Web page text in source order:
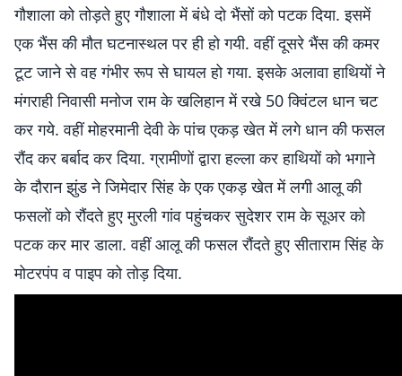
गौशाला को तोड़ते हुए गौशाला में बंधे दो भैंसों को पटक दिया. इसमें
एक भैंस की मौत घटनास्थल पर ही हो गयी. वहीं दूसरे भैंस की कमर
टूट जाने से वह गंभीर रूप से घायल हो गया. इसके अलावा हाथियों ने
मंगराही निवासी मनोज राम के खलिहान में रखे 50 क्विंटल धान चट
कर गये. वहीं मोहरमानी देवी के पांच एकड़ खेत में लगे धान की फसल
रौंद कर बर्बाद कर दिया. ग्रामीणों द्वारा हल्ला कर हाथियों को भगाने
के दौरान झुंड ने जिमेदार सिंह के एक एकड़ खेत में लगी आलू की
फसलों को रौंदते हुए मुरली गांव पहुंचकर सुदेशर राम के सूअर को
पटक कर मार डाला. वहीं आलू की फसल रौंदते हुए सीताराम सिंह के
मोटरपंप व पाइप को तोड़ दिया.